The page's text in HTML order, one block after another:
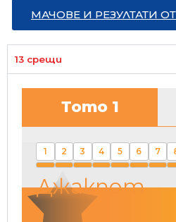
МАЧОВЕ И РЕЗУЛТАТИ
13 срещи
Тото 1
1 2 3 4 5 6 7
Джакпот